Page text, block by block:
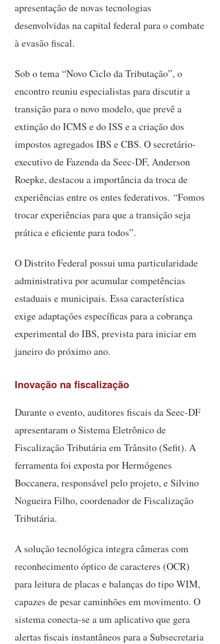
apresentação de novas tecnologias
desenvolvidas na capital federal para o combate
à evasão fiscal.
Sob o tema “Novo Ciclo da Tributação”, o
encontro reuniu especialistas para discutir a
transição para o novo modelo, que prevê a
extinção do ICMS e do ISS e a criação dos
impostos agregados IBS e CBS. O secretário-
executivo de Fazenda da Seec-DF, Anderson
Roepke, destacou a importância da troca de
experiências entre os entes federativos. “Fomos
trocar experiências para que a transição seja
prática e eficiente para todos”.
O Distrito Federal possui uma particularidade
administrativa por acumular competências
estaduais e municipais. Essa característica
exige adaptações específicas para a cobrança
experimental do IBS, prevista para iniciar em
janeiro do próximo ano.
Inovação na fiscalização
Durante o evento, auditores fiscais da Seec-DF
apresentaram o Sistema Eletrônico de
Fiscalização Tributária em Trânsito (Sefit). A
ferramenta foi exposta por Hermógenes
Boccanera, responsável pelo projeto, e Silvino
Nogueira Filho, coordenador de Fiscalização
Tributária.
A solução tecnológica integra câmeras com
reconhecimento óptico de caracteres (OCR)
para leitura de placas e balanças do tipo WIM,
capazes de pesar caminhões em movimento. O
sistema conecta-se a um aplicativo que gera
alertas fiscais instantâneos para a Subsecretaria